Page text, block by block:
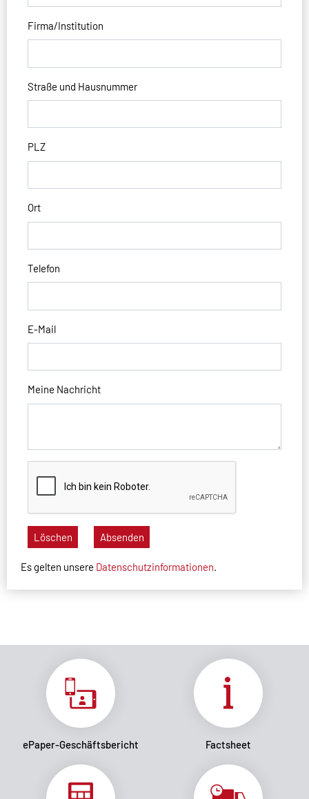
Firma/Institution
Straße und Hausnummer
PLZ
Ort
Telefon
E-Mail
Meine Nachricht
Löschen Absenden
Es gelten unsere Datenschutzinformationen
ePaper-Geschäftsbericht Factsheet